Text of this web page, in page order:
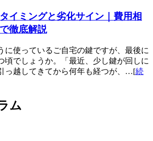
イミングと劣化サイン｜費用相
徹底解説
に使っているご自宅の鍵ですが、最後に
頃でしょうか。「最近、少し鍵が回しに
っ越してきてから何年も経つが、…[続
ム